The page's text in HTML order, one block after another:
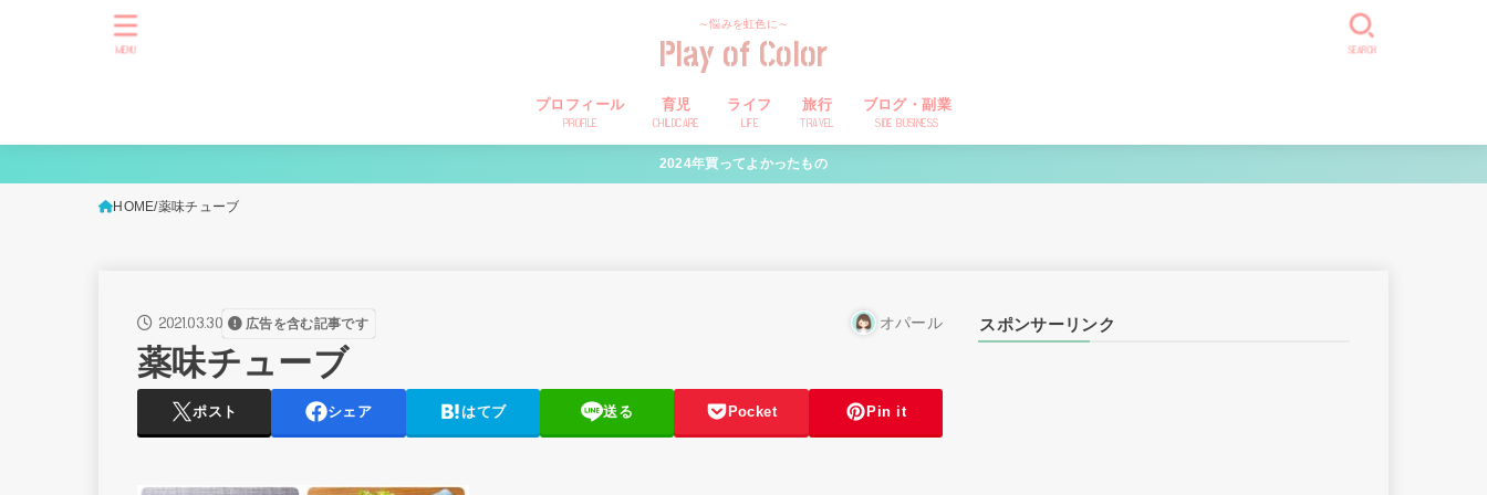
～悩みを虹色に～
Play of Color
プロフィール
PROFILE
育児
CHILDCARE
ライフ
LIFE
旅行
TRAVEL
ブログ・副業
SIDE BUSINESS
SEARCH
MENU
2024年買ってよかったもの
HOME 薬味チューブ
2021.03.30 広告を含む記事です オパール
薬味チューブ
ポスト シェア はてブ 送る Pocket Pin it
スポンサーリンク